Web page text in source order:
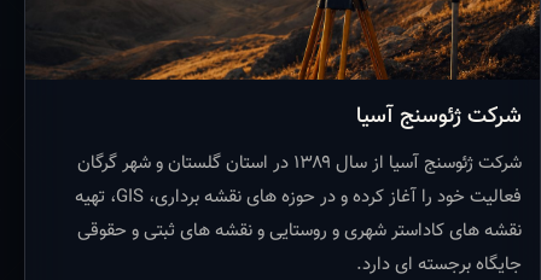
شرکت ژئوسنج آسیا
شرکت ژئوسنج آسیا از سال ۱۳۸۹ در استان گلستان و شهر گرگان
فعالیت خود را آغاز کرده و در حوزه های نقشه برداری، GIS، تهیه
نقشه های کاداستر شهری و روستایی و نقشه های ثبتی و حقوقی
جایگاه برجسته ای دارد.